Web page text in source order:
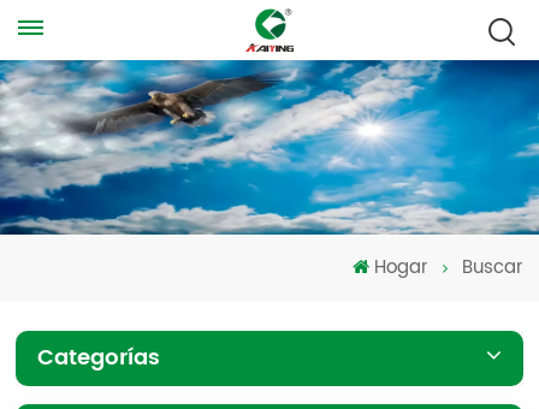
Hogar Buscar
Categorías